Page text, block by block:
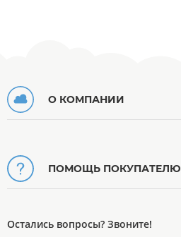
О КОМПАНИИ
ПОМОЩЬ ПОКУПАТЕЛЮ
Остались вопросы? Звоните!